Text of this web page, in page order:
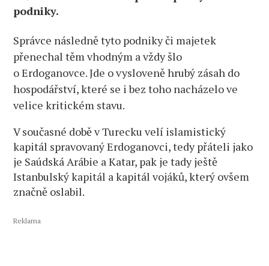
podniky.
Správce následně tyto podniky či majetek
přenechal těm vhodným a vždy šlo
o Erdoganovce. Jde o vysloveně hrubý zásah do
hospodářství, které se i bez toho nacházelo ve
velice kritickém stavu.
V současné době v Turecku velí islamistický
kapitál spravovaný Erdoganovci, tedy přáteli jako
je Saúdská Arábie a Katar, pak je tady ještě
Istanbulský kapitál a kapitál vojáků, který ovšem
značně oslabil.
Reklama